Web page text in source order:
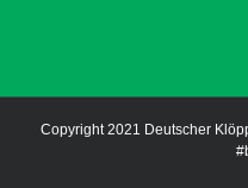
Copyright 2021 Deutscher